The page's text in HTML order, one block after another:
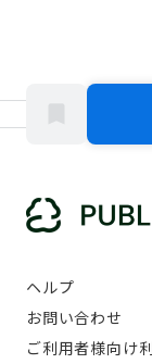
ヘルプ
お問い合わせ
ご利用者様向け